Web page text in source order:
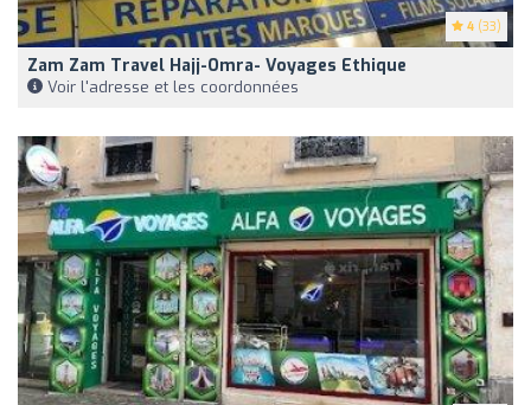
4 (33)
Zam Zam Travel Hajj-Omra- Voyages Ethique
Voir l'adresse et les coordonnées